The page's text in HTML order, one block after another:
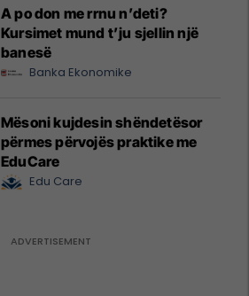
A po don me rrnu n’deti?
Kursimet mund t’ju sjellin një
banesë
Banka Ekonomike
Mësoni kujdesin shëndetësor
përmes përvojës praktike me
EduCare
Edu Care